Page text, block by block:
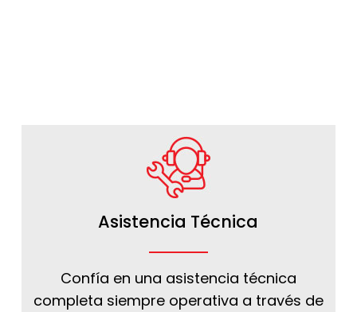
Asistencia Técnica
Confía en una asistencia técnica
completa siempre operativa a través de